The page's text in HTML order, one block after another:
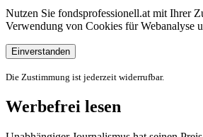
Nutzen Sie fondsprofessionell.at mit Ihrer
Verwendung von Cookies für Webanalyse
Einverstanden
Die Zustimmung ist jederzeit widerrufbar.
Werbefrei lesen